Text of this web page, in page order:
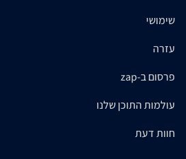
שימושי
עזרה
פרסום ב-zap
עולמות התוכן שלנו
חוות דעת